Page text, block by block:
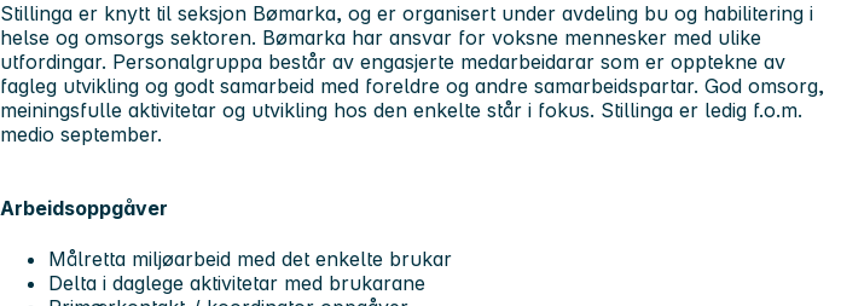
Stillinga er knytt til seksjon Bømarka, og er organisert under avdeling bu og habilitering i
helse og omsorgs sektoren. Bømarka har ansvar for voksne mennesker med ulike
utfordingar. Personalgruppa består av engasjerte medarbeidarar som er opptekne av
fagleg utvikling og godt samarbeid med foreldre og andre samarbeidspartar. God omsorg,
meiningsfulle aktivitetar og utvikling hos den enkelte står i fokus. Stillinga er ledig f.o.m.
medio september.
Arbeidsoppgåver
Målretta miljøarbeid med det enkelte brukar
Delta i daglege aktivitetar med brukarane